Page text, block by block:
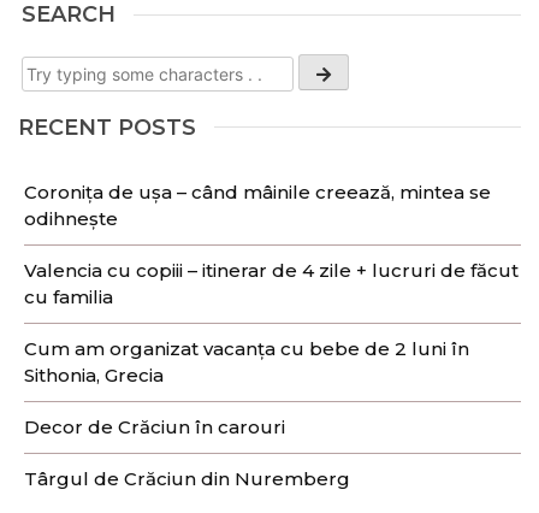
SEARCH
RECENT POSTS
Coronița de ușa – când mâinile creează, mintea se
odihnește
Valencia cu copiii – itinerar de 4 zile + lucruri de făcut
cu familia
Cum am organizat vacanța cu bebe de 2 luni în
Sithonia, Grecia
Decor de Crăciun în carouri
Târgul de Crăciun din Nuremberg